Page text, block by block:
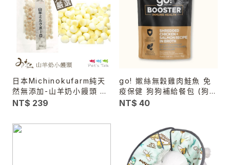
日本Michinokufarm純天
然無添加-山羊奶小饅頭 訓
練塞食都適合!
NT$ 239
go! 嫰絲無穀雞肉鮭魚 免
疫保健 狗狗補給餐包 (狗罐
頭|副食罐)
NT$ 40